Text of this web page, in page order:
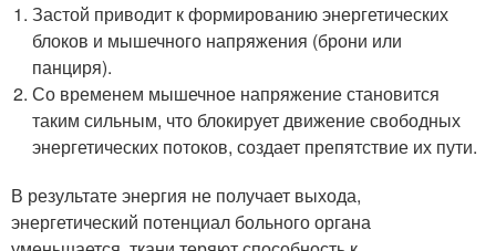
Застой приводит к формированию энергетических
блоков и мышечного напряжения (брони или
панциря).
Со временем мышечное напряжение становится
таким сильным, что блокирует движение свободных
энергетических потоков, создает препятствие их пути.
В результате энергия не получает выхода,
энергетический потенциал больного органа